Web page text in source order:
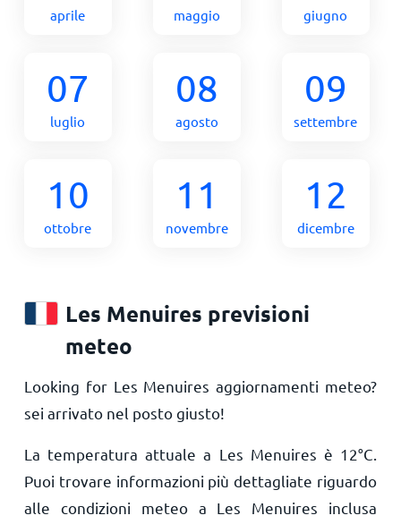
aprile maggio giugno
07
luglio
08
agosto
09
settembre
10
ottobre
11
novembre
12
dicembre
Les Menuires previsioni
meteo
Looking for Les Menuires aggiornamenti meteo?
sei arrivato nel posto giusto!
La temperatura attuale a Les Menuires è 12°C
Puoi trovare informazioni più dettagliate riguardo
alle condizioni meteo a Les Menuires inclusa